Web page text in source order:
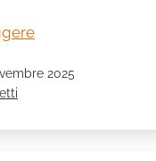
Dodici
di
Parrocchiale
2025